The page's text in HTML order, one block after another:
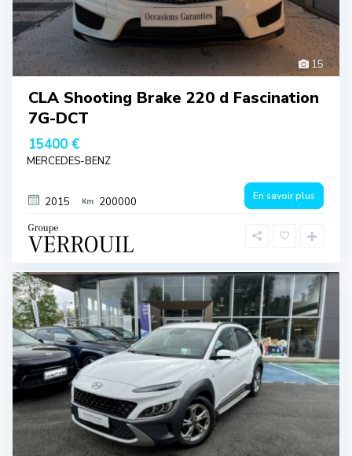
15
CLA Shooting Brake 220 d Fascination
7G-DCT
15400 €
MERCEDES-BENZ
2015 200000 En savoir plus